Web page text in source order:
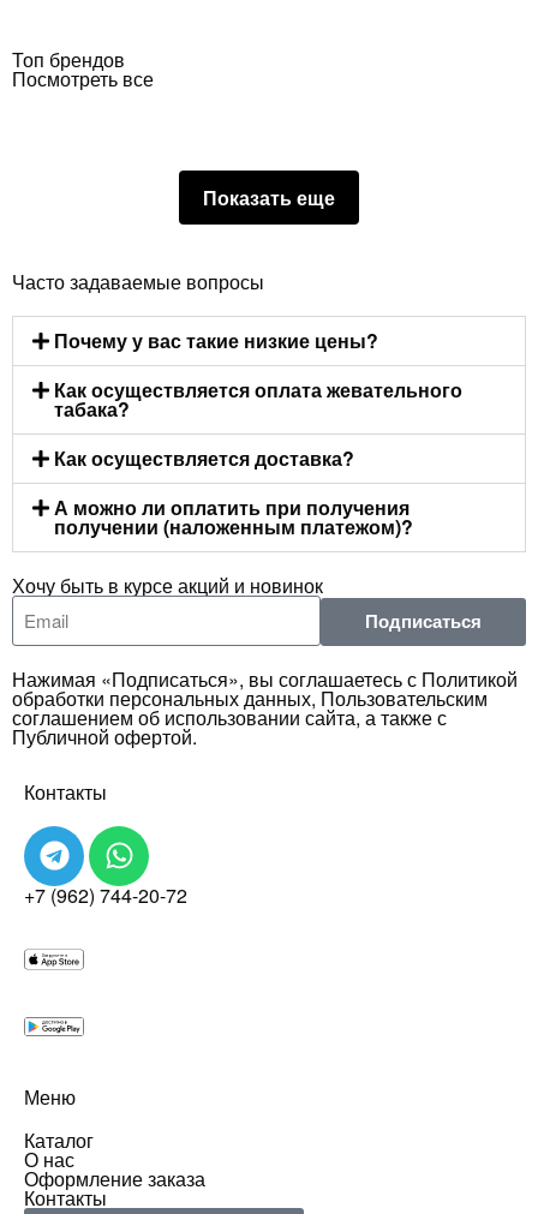
Топ брендов
Посмотреть все
Показать еще
Часто задаваемые вопросы
Почему у вас такие низкие цены?
Как осуществляется оплата жевательного
табака?
Как осуществляется доставка?
А можно ли оплатить при получения
получении (наложенным платежом)?
Хочу быть в курсе акций и новинок
Подписаться
Нажимая «Подписаться», вы соглашаетесь с Политикой
обработки персональных данных, Пользовательским
соглашением об использовании сайта, а также с
Публичной офертой.
Контакты
+7 (962) 744-20-72
Меню
Каталог
О нас
Оформление заказа
Контакты